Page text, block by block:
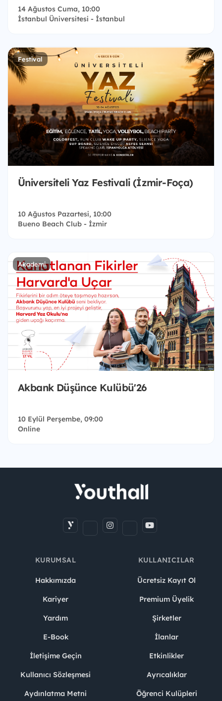
14 Ağustos Cuma, 10:00
İstanbul Üniversitesi - İstanbul
Festival
Üniversiteli Yaz Festivali (İzmir-Foça)
10 Ağustos Pazartesi, 10:00
Bueno Beach Club - İzmir
Akademi
Akbank Düşünce Kulübü'26
10 Eylül Perşembe, 09:00
Online
KURUMSAL
Hakkımızda
Kariyer
Yardım
E-Book
İletişime Geçin
Kullanıcı Sözleşmesi
Aydınlatma Metni
KULLANICILAR
Ücretsiz Kayıt Ol
Premium Üyelik
Şirketler
İlanlar
Etkinlikler
Ayrıcalıklar
Öğrenci Kulüpleri